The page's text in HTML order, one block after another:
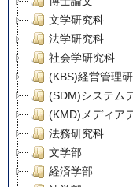
文学研究科
法学研究科
社会学研究科
(KBS)経営管理
(SDM)システム
(KMD)メディア
法務研究科
文学部
経済学部